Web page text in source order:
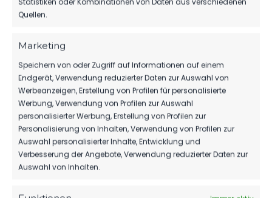
Quellen.
Marketing
Speichern von oder Zugriff auf Informationen auf einem
Endgerät, Verwendung reduzierter Daten zur Auswahl von
Werbeanzeigen, Erstellung von Profilen für personalisierte
Werbung, Verwendung von Profilen zur Auswahl
personalisierter Werbung, Erstellung von Profilen zur
Personalisierung von Inhalten, Verwendung von Profilen zur
Auswahl personalisierter Inhalte, Entwicklung und
Verbesserung der Angebote, Verwendung reduzierter Daten zur
Auswahl von Inhalten.
“Borstel” und Daniel Krenz. Beide haben die
gekickt und nun ist es Zeit sich anderen Themen
zu widmen. Borstel zum Beispiel steigt als Co-
Trainer gleich bei der Zweeten ein.
Neben Daniel und Sebastian wurde auch Gustav
Middendorf verabschiedet. Rainer Stock dazu:
“Ich habe Gustav seit den D-Junioren begleitet …
und ziehe meine Hut vor Gustav. Du kamst nach
deinem schweren Unfall zurück und fandest
ist Einer, dem gibst Du einen Ball und er spielt